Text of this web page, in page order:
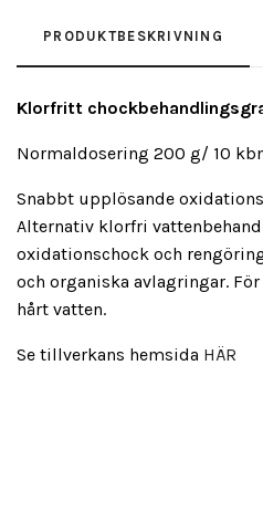
PRODUKTBESKRIVNING
Klorfritt
Normaldosering 200 g/ 10
Snabbt upplösande
Alternativ klorfri
oxidationschock och
och organiska avlagringar.
hårt vatten.
Se tillverkans hemsida HÄR